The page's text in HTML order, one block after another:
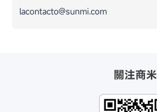
lacontacto@sunmi.com
關注商米